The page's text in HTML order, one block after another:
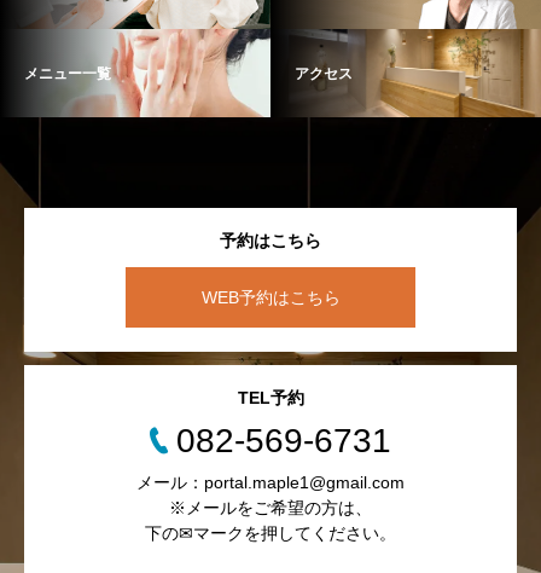
メニュー一覧 アクセス
予約はこちら
WEB予約はこちら
TEL予約
082-569-6731
メール：portal.maple1@gmail.com
※メールをご希望の方は、
下の✉マークを押してください。